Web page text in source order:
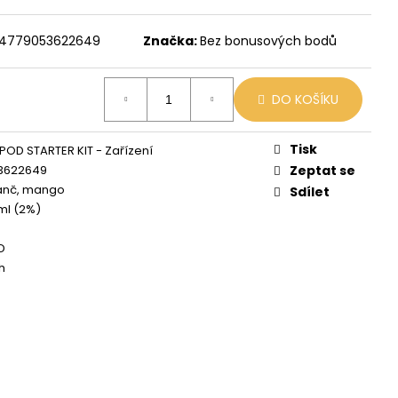
4779053622649 Značka:Bez bonusových bodů
DO KOŠÍKU
STARTER KIT - Zařízení
mango
(2%)
Tisk
Zeptat se
Sdílet